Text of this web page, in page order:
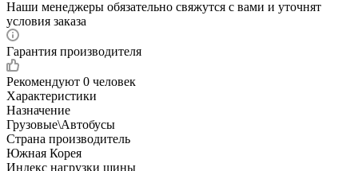
Наши менеджеры обязательно свяжутся с вами и уточнят
условия заказа
Гарантия производителя
Рекомендуют 0 человек
Характеристики
Назначение
Грузовые\Автобусы
Страна производитель
Южная Корея
Индекс нагрузки шины